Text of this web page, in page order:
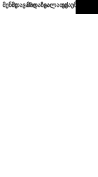
მენიუმთავარიმაღაზიაკალათაექაუნთი